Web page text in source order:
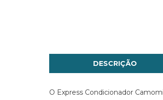
DESCRIÇÃO
O Express Condicionador